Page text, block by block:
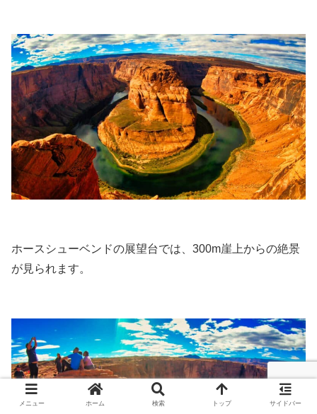
ホースシューベンドの展望台では、300m崖上からの絶景
が見られます。
メニュー ホーム 検索 トップ サイドバー